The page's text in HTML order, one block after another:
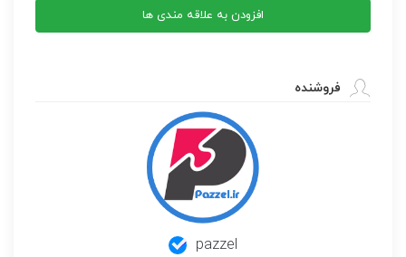
افزودن به علاقه مندی ها
فروشنده
pazzel